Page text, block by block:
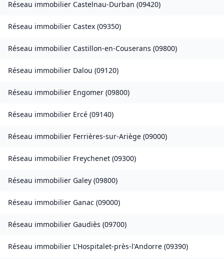
Réseau immobilier Castelnau-Durban (09420)
Réseau immobilier Castex (09350)
Réseau immobilier Castillon-en-Couserans (09800)
Réseau immobilier Dalou (09120)
Réseau immobilier Engomer (09800)
Réseau immobilier Ercé (09140)
Réseau immobilier Ferrières-sur-Ariège (09000)
Réseau immobilier Freychenet (09300)
Réseau immobilier Galey (09800)
Réseau immobilier Ganac (09000)
Réseau immobilier Gaudiès (09700)
Réseau immobilier L'Hospitalet-près-l'Andorre (09390)